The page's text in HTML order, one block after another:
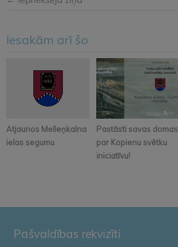
Iesakām arī šo
Atjaunos Melleņkalna
ielas segumu
Pastāsti savas domas
par Kopienu svētku
iniciatīvu!
Pašvaldības rekvizīti